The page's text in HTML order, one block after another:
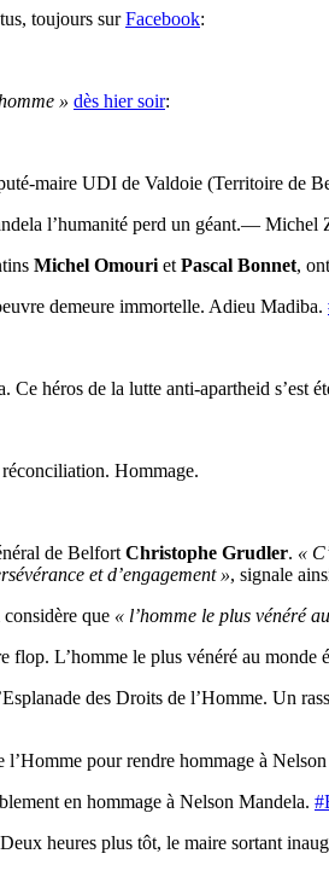
toujours surFacebook:
» dès hier soir:
maire UDI de Valdoie (Territoire de
l’humanité perd un géant.—
Michel Omouri et Pascal Bonnet,
demeure immortelle. Adieu Madiba.
Ce héros de la lutte anti-apartheid
Hommage.
de Belfort Christophe Grudler. «
et d’engagement », signale
considère que « l’homme le plus vénéré
flop. L’homme le plus vénéré au monde
des Droits de l’Homme. Un
l’Homme pour rendre hommage à
en hommage à Nelson Mandela.
heures plus tôt, le maire sortant